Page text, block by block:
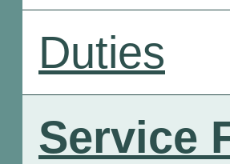
Duties
Service